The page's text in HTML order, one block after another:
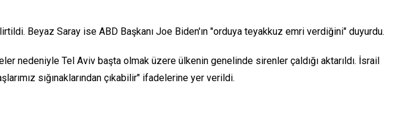
Beyaz Saray ise ABD Başkanı Joe Biden'ın "orduya teyakkuz emri verdiğini" duyurdu.
nedeniyle Tel Aviv başta olmak üzere ülkenin genelinde sirenler çaldığı aktarıldı. İsrail
sığınaklarından çıkabilir" ifadelerine yer verildi.